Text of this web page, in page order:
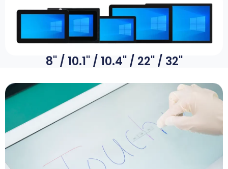
8'' / 10.1'' / 10.4'' / 22'' / 32''